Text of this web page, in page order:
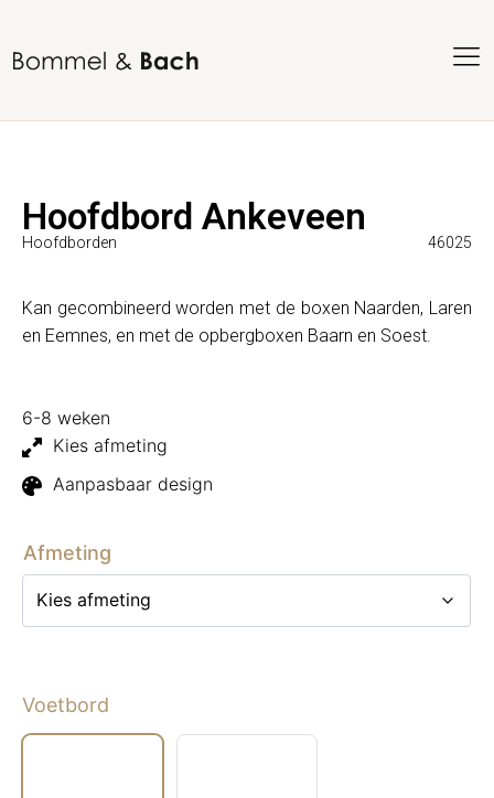
Hoofdbord Ankeveen
Hoofdborden 46025
Kan gecombineerd worden met de boxen Naarden, Laren
en Eemnes, en met de opbergboxen Baarn en Soest.
6-8 weken
Kies afmeting
Aanpasbaar design
Afmeting
Voetbord
Voetbord